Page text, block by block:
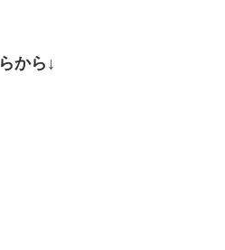
から↓